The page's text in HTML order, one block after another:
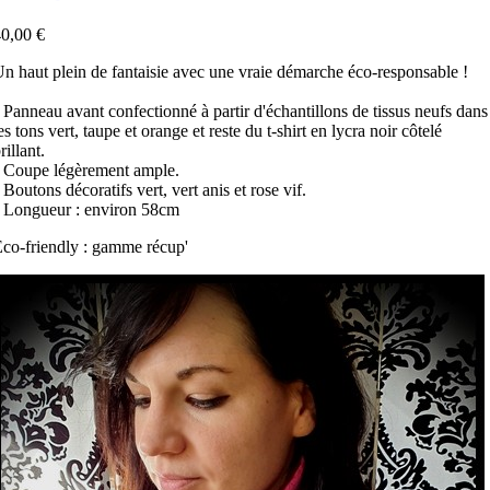
€
haut plein de fantaisie avec une vraie démarche éco-responsable !
Panneau avant confectionné à partir d'échantillons de tissus neufs dans
tons vert, taupe et orange et reste du t-shirt en lycra noir côtelé
Coupe légèrement ample.
Boutons décoratifs vert, vert anis et rose vif.
Longueur : environ 58cm
friendly : gamme récup'